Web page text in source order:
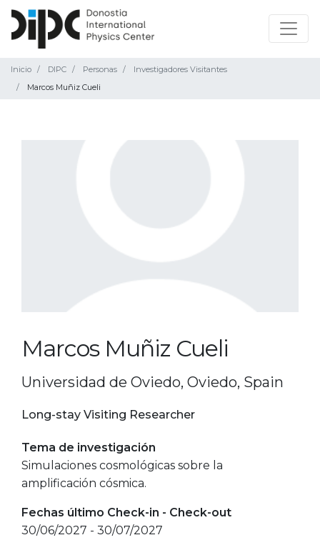
Inicio DIPC Personas
Investigadores Visitantes
Marcos Muñiz Cueli
Marcos Muñiz Cueli
Universidad de Oviedo, Oviedo, Spain
Long-stay Visiting Researcher
Tema de investigación
Simulaciones cosmológicas sobre la
amplificación cósmica.
Fechas último Check-in - Check-out
30/06/2027 - 30/07/2027